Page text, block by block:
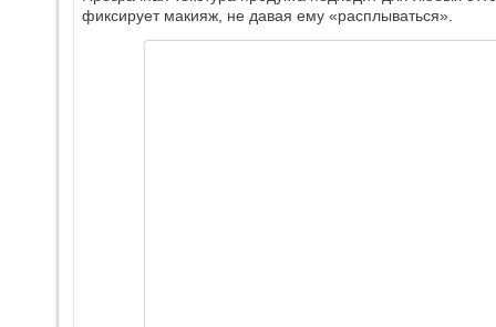
фиксирует макияж, не давая ему «расплываться».